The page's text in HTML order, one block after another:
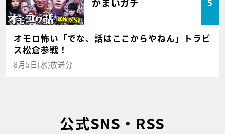
5
オモロ怖い「でな、話はここからやねん」トラビ
ス松倉参戦！
8月5日(水)放送分
公式SNS・RSS